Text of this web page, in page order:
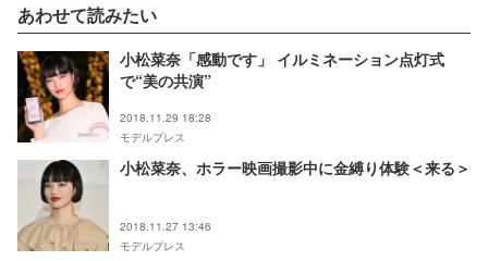
あわせて読みたい
小松菜奈「感動です」 イルミネーション点灯式
で“美の共演”
2018.11.29 18:28
モデルプレス
小松菜奈、ホラー映画撮影中に金縛り体験＜来る＞
2018.11.27 13:46
モデルプレス